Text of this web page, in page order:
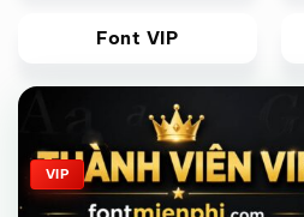
Font VIP
Giảm giá!
VIP